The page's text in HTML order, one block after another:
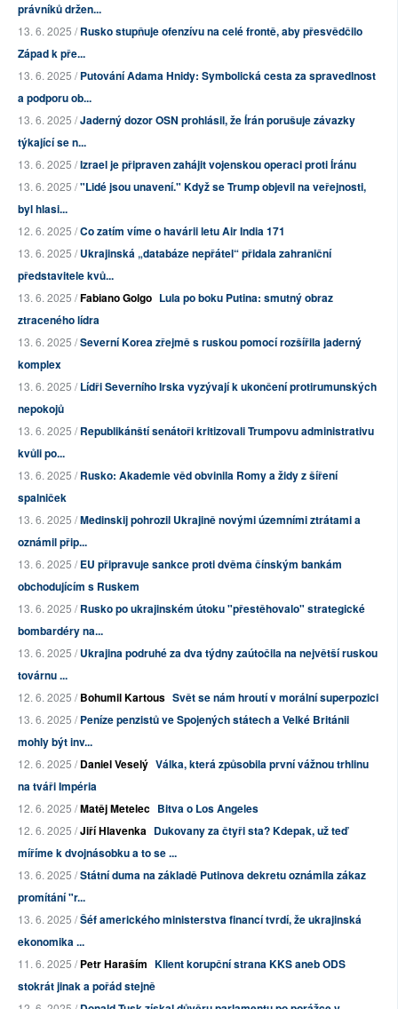
právníků držen...
13. 6. 2025 /Rusko stupňuje ofenzívu na celé frontě, aby přesvědčilo
Západ k pře...
13. 6. 2025 /Putování Adama Hnidy: Symbolická cesta za spravedlnost
a podporu ob...
13. 6. 2025 /Jaderný dozor OSN prohlásil, že Írán porušuje závazky
týkající se n...
13. 6. 2025 /Izrael je připraven zahájit vojenskou operaci proti Íránu
13. 6. 2025 /"Lidé jsou unavení." Když se Trump objevil na veřejnosti,
byl hlasi...
12. 6. 2025 /Co zatím víme o havárii letu Air India 171
13. 6. 2025 /Ukrajinská „databáze nepřátel“ přidala zahraniční
představitele kvů...
13. 6. 2025 /Fabiano Golgo Lula po boku Putina: smutný obraz
ztraceného lídra
13. 6. 2025 /Severní Korea zřejmě s ruskou pomocí rozšířila jaderný
komplex
13. 6. 2025 /Lídři Severního Irska vyzývají k ukončení protirumunských
nepokojů
13. 6. 2025 /Republikánští senátoři kritizovali Trumpovu administrativu
kvůli po...
13. 6. 2025 /Rusko: Akademie věd obvinila Romy a židy z šíření
spalniček
13. 6. 2025 /Medinskij pohrozil Ukrajině novými územními ztrátami a
oznámil přip...
13. 6. 2025 /EU připravuje sankce proti dvěma čínským bankám
obchodujícím s Ruskem
13. 6. 2025 /Rusko po ukrajinském útoku "přestěhovalo" strategické
bombardéry na...
13. 6. 2025 /Ukrajina podruhé za dva týdny zaútočila na největší ruskou
továrnu ...
12. 6. 2025 /Bohumil Kartous Svět se nám hroutí v morální superpozici
13. 6. 2025 /Peníze penzistů ve Spojených státech a Velké Británii
mohly být inv...
12. 6. 2025 /Daniel Veselý Válka, která způsobila první vážnou trhlinu
na tváři Impéria
12. 6. 2025 /Matěj Metelec Bitva o Los Angeles
12. 6. 2025 /Jiří Hlavenka Dukovany za čtyři sta? Kdepak, už teď
míříme k dvojnásobku a to se ...
13. 6. 2025 /Státní duma na základě Putinova dekretu oznámila zákaz
promítání "r...
13. 6. 2025 /Šéf amerického ministerstva financí tvrdí, že ukrajinská
ekonomika ...
11. 6. 2025 /Petr Haraším Klient korupční strana KKS aneb ODS
stokrát jinak a pořád stejně